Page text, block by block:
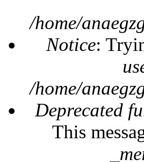
/home/
Notice:
/home/
Deprecated
This